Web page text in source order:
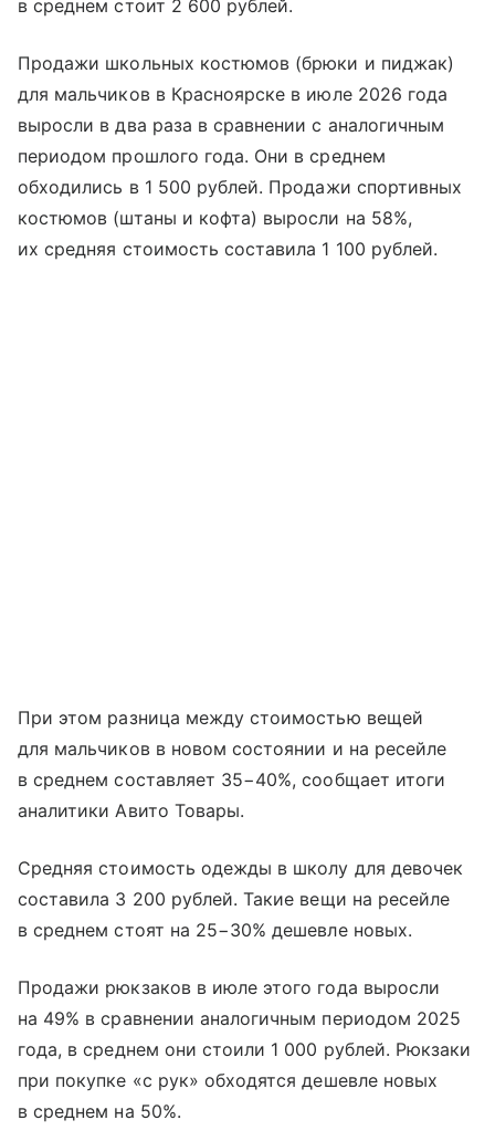
в среднем стоит 2 600 рублей.
Продажи школьных костюмов (брюки и пиджак)
для мальчиков в Красноярске в июле 2026 года
выросли в два раза в сравнении с аналогичным
периодом прошлого года. Они в среднем
обходились в 1 500 рублей. Продажи спортивных
костюмов (штаны и кофта) выросли на 58%,
их средняя стоимость составила 1 100 рублей.
При этом разница между стоимостью вещей
для мальчиков в новом состоянии и на ресейле
в среднем составляет 35−40%, сообщает итоги
аналитики Авито Товары.
Средняя стоимость одежды в школу для девочек
составила 3 200 рублей. Такие вещи на ресейле
в среднем стоят на 25−30% дешевле новых.
Продажи рюкзаков в июле этого года выросли
на 49% в сравнении аналогичным периодом 2025
года, в среднем они стоили 1 000 рублей. Рюкзаки
при покупке «с рук» обходятся дешевле новых
в среднем на 50%.